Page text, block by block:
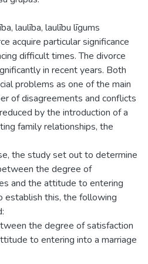
laulība, laulību līgums
acquire particular significance
difficult times. The divorce
in recent years. Both
problems as one of the main
of disagreements and conflicts
by the introduction of a
family relationships, the
the study set out to determine
the degree of
and the attitude to entering
establish this, the following
the degree of satisfaction
to entering into a marriage